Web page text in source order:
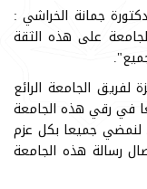
جمانة الخراشي :
على هذه الثقة
الجامعة الرائع
في رقي هذه الجامعة
لنمضي جميعا بكل عزم
رسالة هذه الجامعة